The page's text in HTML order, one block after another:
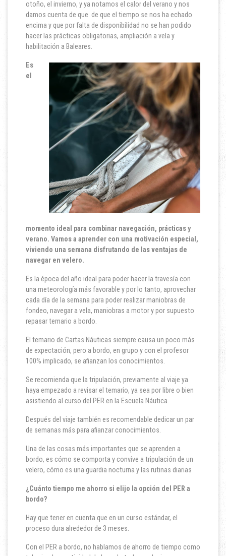
otoño, el invierno, y ya notamos el calor del verano y nos
damos cuenta de que de que el tiempo se nos ha echado
encima y que por falta de disponibilidad no se han podido
hacer las prácticas obligatorias, ampliación a vela y
habilitación a Baleares.
Es
el
momento ideal para combinar navegación, prácticas y
verano. Vamos a aprender con una motivación especial,
viviendo una semana disfrutando de las ventajas de
navegar en velero.
Es la época del año ideal para poder hacer la travesía con
una meteorología más favorable y por lo tanto, aprovechar
cada día de la semana para poder realizar maniobras de
fondeo, navegar a vela, maniobras a motor y por supuesto
repasar temario a bordo.
El temario de Cartas Náuticas siempre causa un poco más
de expectación, pero a bordo, en grupo y con el profesor
100% implicado, se afianzan los conocimientos.
Se recomienda que la tripulación, previamente al viaje ya
haya empezado a revisar el temario, ya sea por libre o bien
asistiendo al curso del PER en la Escuela Náutica.
Después del viaje también es recomendable dedicar un par
de semanas más para afianzar conocimientos.
Una de las cosas más importantes que se aprenden a
bordo, es cómo se comporta y convive a tripulación de un
velero, cómo es una guardia nocturna y las rutinas diarias
¿Cuánto tiempo me ahorro si elijo la opción del PER a
bordo?
Hay que tener en cuenta que en un curso estándar, el
proceso dura alrededor de 3 meses.
Con el PER a bordo, no hablamos de ahorro de tiempo como